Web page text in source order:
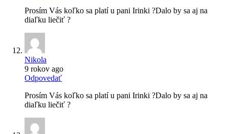
Prosím Vás koľko sa platí u pani Irinki ?Dalo by sa aj na
diaľku liečiť ?
Nikola
9 rokov ago
Odpovedať
Prosím Vás koľko sa platí u pani Irinki ?Dalo by sa aj na
diaľku liečiť ?